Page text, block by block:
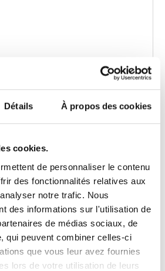
Détails À propos des cookies
cookies.
de personnaliser le contenu
des fonctionnalités relatives aux
notre trafic. Nous
des informations sur l'utilisation de
de médias sociaux, de
qui peuvent combiner celles-ci
que vous leur avez fournies
lors de votre utilisation de leurs
ramp, Product video
1 Suivant